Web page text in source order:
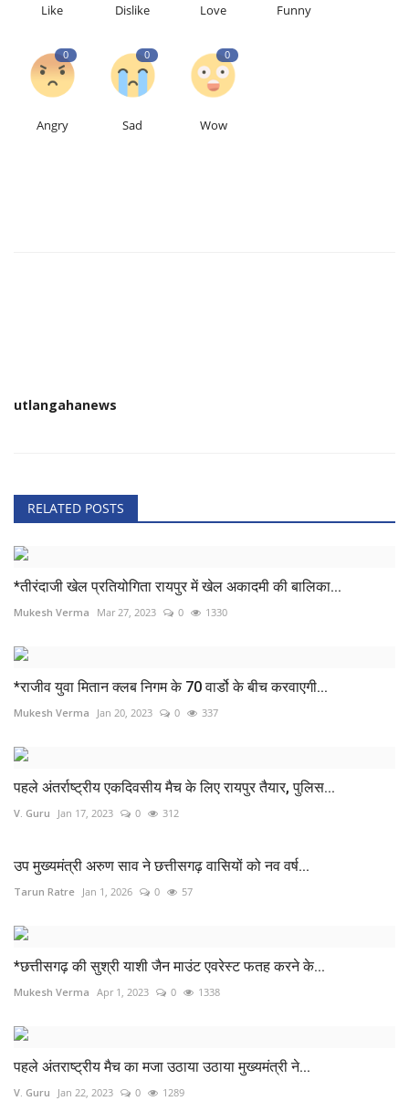
Like Dislike Love Funny
0
Angry
0
Sad
0
Wow
utlangahanews
RELATED POSTS
*तीरंदाजी खेल प्रतियोगिता रायपुर में खेल अकादमी की बालिका...
Mukesh Verma Mar 27, 2023 0 1330
*राजीव युवा मितान क्लब निगम के 70 वार्डो के बीच करवाएगी...
Mukesh Verma Jan 20, 2023 0 337
पहले अंतर्राष्ट्रीय एकदिवसीय मैच के लिए रायपुर तैयार, पुलिस...
V. Guru Jan 17, 2023 0 312
उप मुख्यमंत्री अरुण साव ने छत्तीसगढ़ वासियों को नव वर्ष...
Tarun Ratre Jan 1, 2026 0 57
*छत्तीसगढ़ की सुश्री याशी जैन माउंट एवरेस्ट फतह करने के...
Mukesh Verma Apr 1, 2023 0 1338
पहले अंतराष्ट्रीय मैच का मजा उठाया उठाया मुख्यमंत्री ने...
V. Guru Jan 22, 2023 0 1289